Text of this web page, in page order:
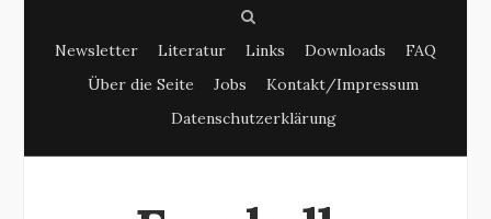
e
r
Newsletter Literatur Links Downloads
FAQ
Über die Seite
Jobs
Kontakt/Impressum
Datenschutzerklärung